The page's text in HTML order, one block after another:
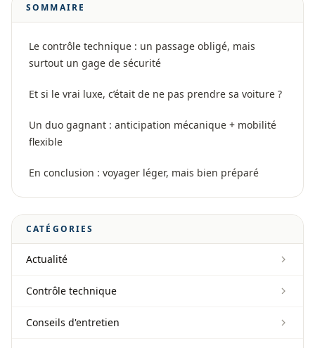
SOMMAIRE
Le contrôle technique : un passage obligé, mais
surtout un gage de sécurité
Et si le vrai luxe, c’était de ne pas prendre sa voiture ?
Un duo gagnant : anticipation mécanique + mobilité
flexible
En conclusion : voyager léger, mais bien préparé
CATÉGORIES
Actualité
Contrôle technique
Conseils d'entretien